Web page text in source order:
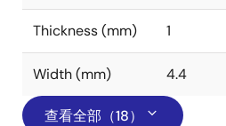
Thickness (mm) 1
Width (mm) 4.4
查看全部（18）